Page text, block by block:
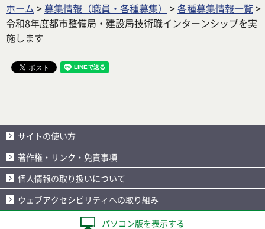
ホーム >募集情報（職員・各種募集） >各種募集情報一覧>
令和8年度都市整備局・建設局技術職インターンシップを実
施します
サイトの使い方
著作権・リンク・免責事項
個人情報の取り扱いについて
ウェブアクセシビリティへの取り組み
パソコン版を表示する